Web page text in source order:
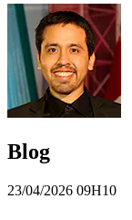
Blog
23/04/2026 09H10